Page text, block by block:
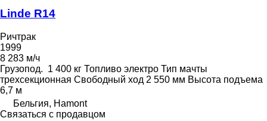
Linde R14
Ричтрак
1999
8 283 м/ч
Грузопод. 1 400 кг Топливо электро Тип мачты
трехсекционная Свободный ход 2 550 мм Высота подъема
6,7 м
Бельгия, Hamont
Связаться с продавцом